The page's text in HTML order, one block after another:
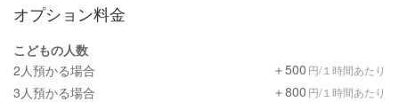
オプション料金
こどもの人数
2人預かる場合
＋500 円/１時間あたり
3人預かる場合 ＋800 円/１時間あたり